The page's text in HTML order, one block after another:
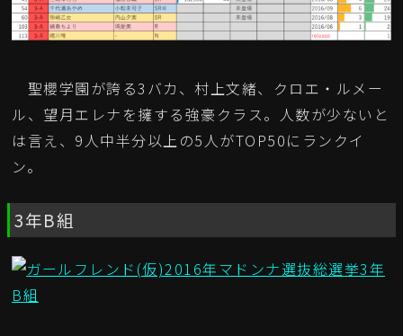
聖櫻学園が誇る3バカ、村上文緒、クロエ・ルメー
ル、望月エレナを擁する強豪クラス。人数が少ないと
は言え、9人中半分以上の5人がTOP50にランクイ
ン。
3年B組